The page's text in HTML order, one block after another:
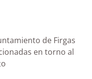
de Firgas
en torno al